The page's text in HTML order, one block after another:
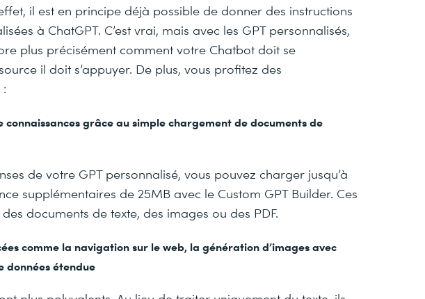
il est en principe déjà possible de donner des instructions
à ChatGPT. C’est vrai, mais avec les GPT personnalisés,
plus précisément comment votre Chatbot doit se
il doit s’appuyer. De plus, vous profitez des
connaissances grâce au simple chargement de documents de
de votre GPT personnalisé, vous pouvez charger jusqu’à
supplémentaires de 25MB avec le Custom GPT Builder. Ces
documents de texte, des images ou des PDF.
comme la navigation sur le web, la génération d’images avec
données étendue